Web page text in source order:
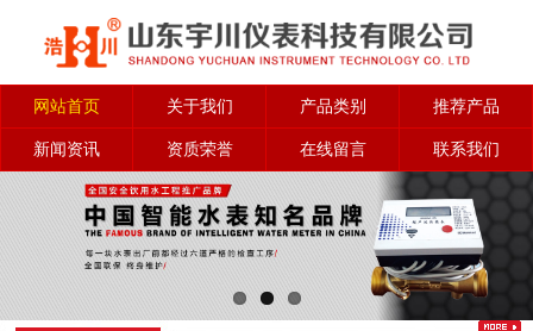
网站首页 关于我们 产品类别 推荐产品
新闻资讯 资质荣誉 在线留言 联系我们